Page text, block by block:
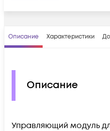
Описание Характеристики
Описание
Управляющий модуль